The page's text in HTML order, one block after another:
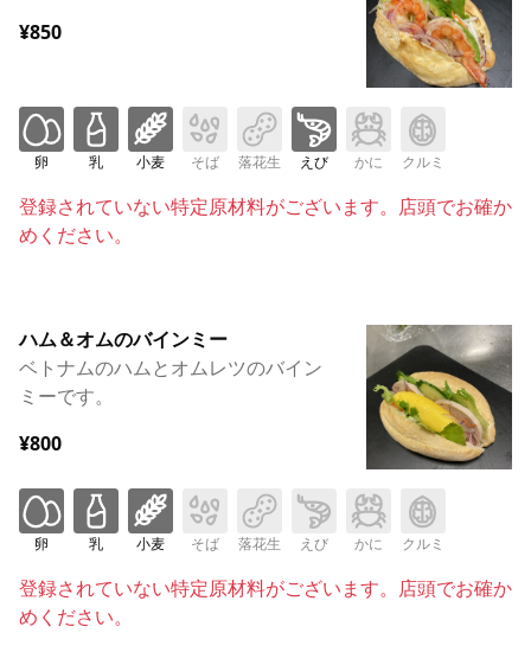
¥850
卵 乳 小麦 そば 落花生 えび かに クルミ
登録されていない特定原材料がございます。店頭でお確か
めください。
ハム＆オムのバインミー
ベトナムのハムとオムレツのバイン
ミーです。
¥800
卵 乳 小麦 そば 落花生 えび かに クルミ
登録されていない特定原材料がございます。店頭でお確か
めください。